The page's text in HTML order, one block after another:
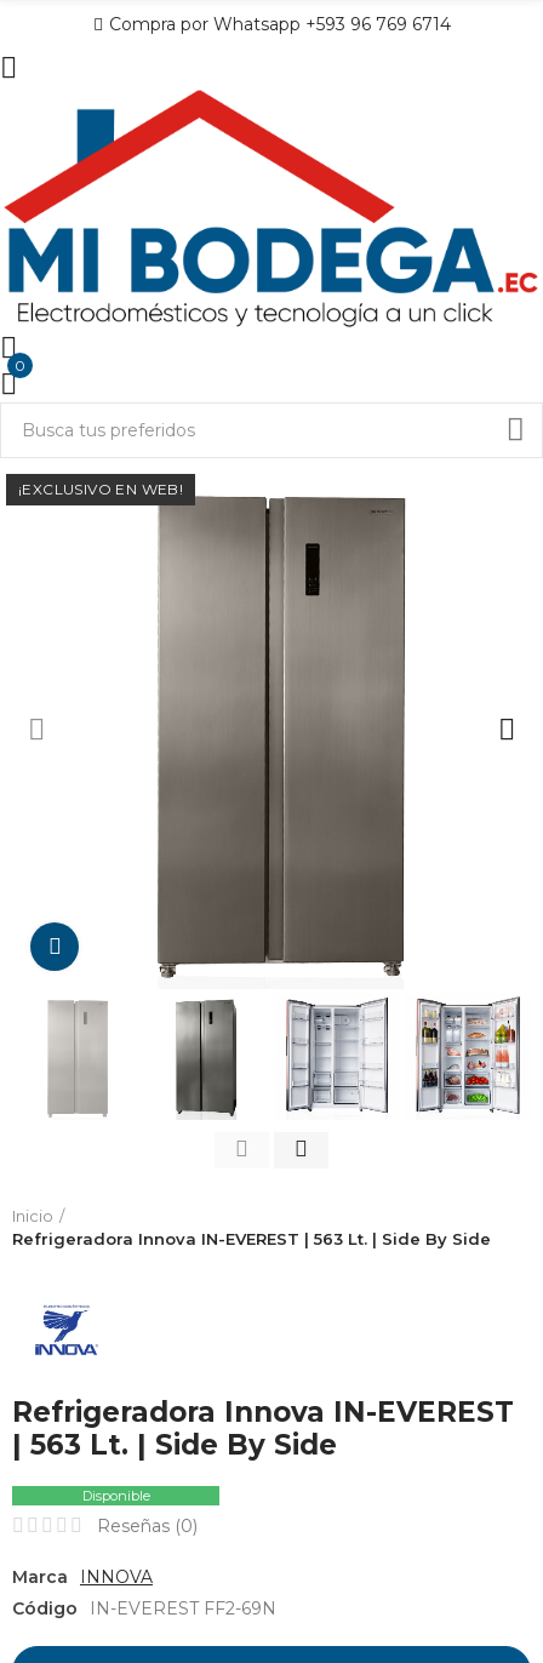
Compra por Whatsapp +593 96 769 6714
0
¡EXCLUSIVO EN WEB!
Inicio
Refrigeradora Innova IN-EVEREST | 563 Lt. | Side By Side
Refrigeradora Innova IN-EVEREST
| 563 Lt. | Side By Side
Disponible
Reseñas (0)
Marca
INNOVA
Código
IN-EVEREST FF2-69N